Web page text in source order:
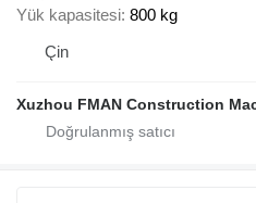
Yük kapasitesi 800 kg
Çin